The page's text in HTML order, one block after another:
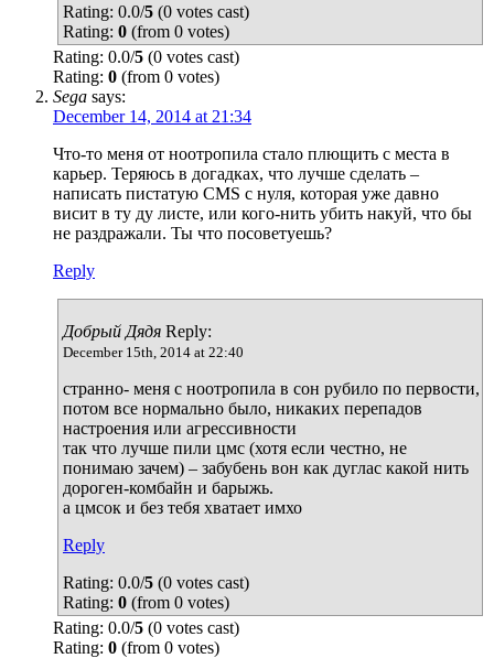
Rating: 0.0/5 (0 votes cast)
Rating: 0 (from 0 votes)
Rating: 0.0/5 (0 votes cast)
Rating: 0 (from 0 votes)
Sega says:
December 14, 2014 at 21:34
Что-то меня от ноотропила стало плющить с места в
карьер. Теряюсь в догадках, что лучше сделать –
написать пистатую CMS с нуля, которая уже давно
висит в ту ду листе, или кого-нить убить накуй, что бы
не раздражали. Ты что посоветуешь?
Reply
Добрый Дядя Reply:
December 15th, 2014 at 22:40
странно- меня с ноотропила в сон рубило по первости,
потом все нормально было, никаких перепадов
настроения или агрессивности
так что лучше пили цмс (хотя если честно, не
понимаю зачем) – забубень вон как дуглас какой нить
дороген-комбайн и барыжь.
а цмсок и без тебя хватает имхо
Reply
Rating: 0.0/5 (0 votes cast)
Rating: 0 (from 0 votes)
Rating: 0.0/5 (0 votes cast)
Rating: 0 (from 0 votes)